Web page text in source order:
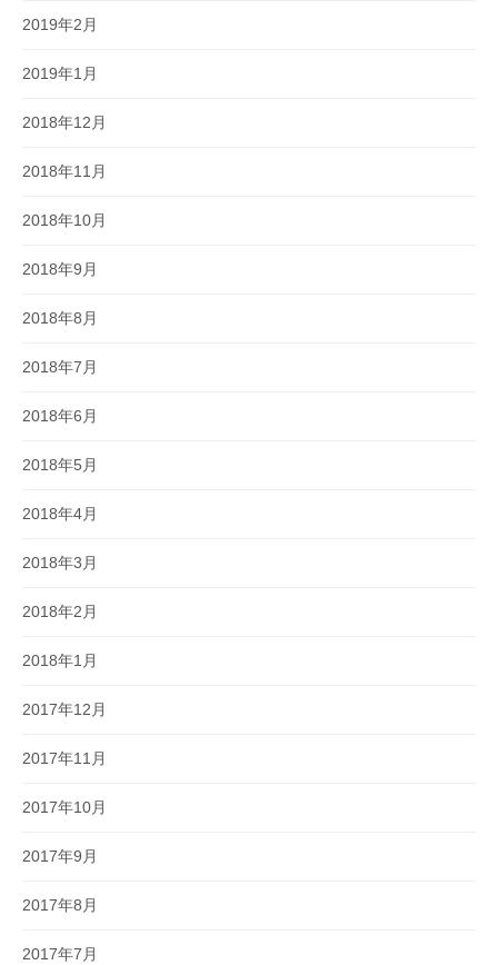
2019年2月
2019年1月
2018年12月
2018年11月
2018年10月
2018年9月
2018年8月
2018年7月
2018年6月
2018年5月
2018年4月
2018年3月
2018年2月
2018年1月
2017年12月
2017年11月
2017年10月
2017年9月
2017年8月
2017年7月